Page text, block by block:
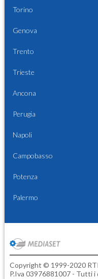
Torino
Genova
Trento
Trieste
Ancona
Perugia
Napoli
Campobasso
Potenza
Palermo
Copyright © 1999-2020
P.Iva 03976881007 - Tutti